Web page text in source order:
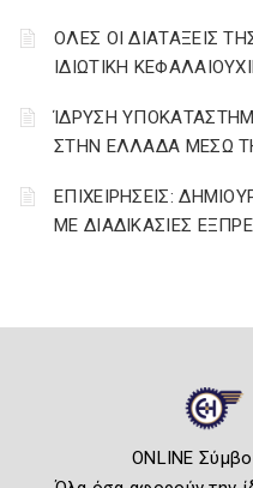
ΟΛΕΣ ΟΙ ΔΙΑΤΑΞΕΙΣ
ΙΔΙΩΤΙΚΗ
ΊΔΡΥΣΗ
ΣΤΗΝ ΕΛΛΑΔΑ ΜΕΣΩ
ΕΠΙΧΕΙΡΗΣΕΙΣ:
ΜΕ ΔΙΑΔΙΚΑΣΙΕΣ
ONLINE